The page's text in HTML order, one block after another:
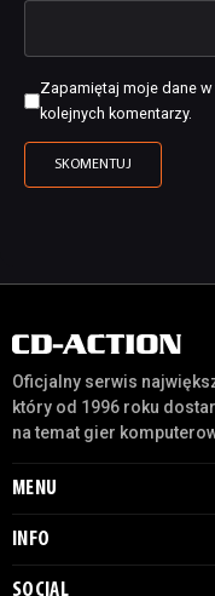
Zapamiętaj moje dane
kolejnych komentarzy.
Oficjalny serwis
który od 1996 roku
na temat gier
MENU
INFO
SOCIAL